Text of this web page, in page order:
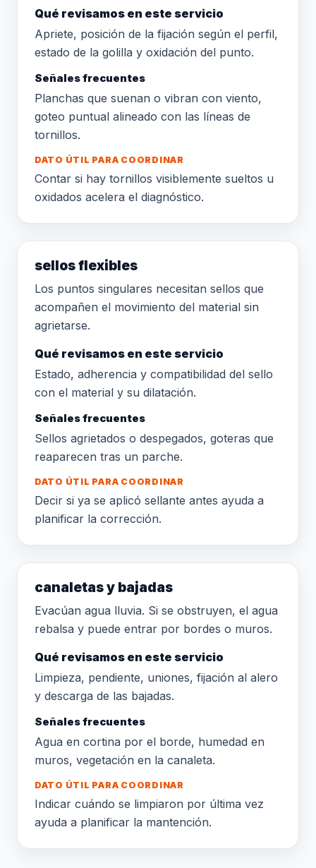
Qué revisamos en este servicio
Apriete, posición de la fijación según el perfil,
estado de la golilla y oxidación del punto.
Señales frecuentes
Planchas que suenan o vibran con viento,
goteo puntual alineado con las líneas de
tornillos.
DATO ÚTIL PARA COORDINAR
Contar si hay tornillos visiblemente sueltos u
oxidados acelera el diagnóstico.
sellos flexibles
Los puntos singulares necesitan sellos que
acompañen el movimiento del material sin
agrietarse.
Qué revisamos en este servicio
Estado, adherencia y compatibilidad del sello
con el material y su dilatación.
Señales frecuentes
Sellos agrietados o despegados, goteras que
reaparecen tras un parche.
DATO ÚTIL PARA COORDINAR
Decir si ya se aplicó sellante antes ayuda a
planificar la corrección.
canaletas y bajadas
Evacúan agua lluvia. Si se obstruyen, el agua
rebalsa y puede entrar por bordes o muros.
Qué revisamos en este servicio
Limpieza, pendiente, uniones, fijación al alero
y descarga de las bajadas.
Señales frecuentes
Agua en cortina por el borde, humedad en
muros, vegetación en la canaleta.
DATO ÚTIL PARA COORDINAR
Indicar cuándo se limpiaron por última vez
ayuda a planificar la mantención.